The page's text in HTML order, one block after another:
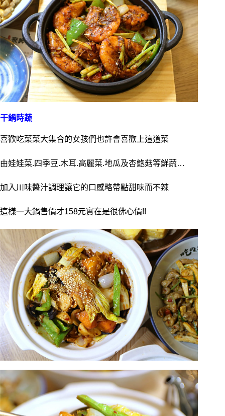
干鍋時蔬
喜歡吃菜菜大集合的女孩們也許會喜歡上這道菜
由娃娃菜.四季豆.木耳.高麗菜.地瓜及杏鮑菇等鮮蔬…
加入川味醬汁調理讓它的口感略帶點甜味而不辣
這樣一大鍋售價才158元實在是很佛心價!!